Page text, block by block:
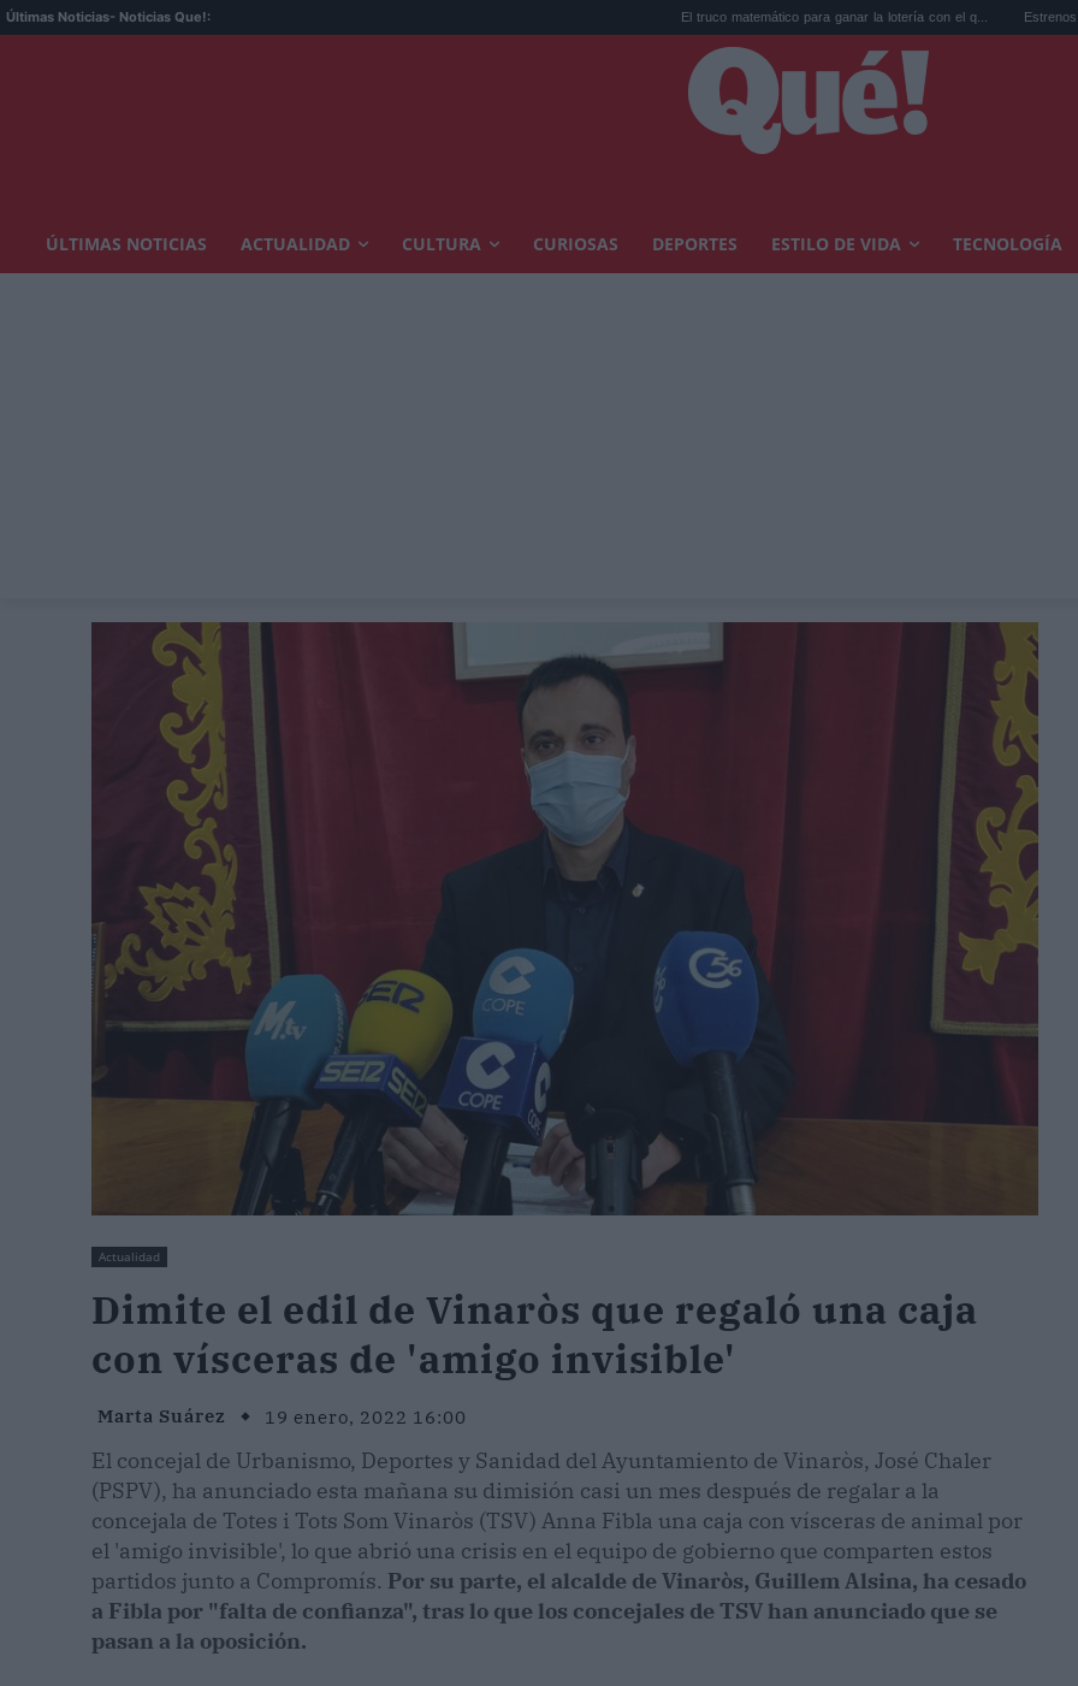
Últimas Noticias- Noticias Que!: El truco matemático para ganar la lotería con el q... Estrenos de agosto en
ÚLTIMAS NOTICIAS ACTUALIDAD CULTURA CURIOSAS DEPORTES ESTILO DE VIDA TECNOLOGÍA
Actualidad
Dimite el edil de Vinaròs que regaló una caja
con vísceras de 'amigo invisible'
Marta Suárez 19 enero, 2022 16:00
El concejal de Urbanismo, Deportes y Sanidad del Ayuntamiento de Vinaròs, José Chaler
(PSPV), ha anunciado esta mañana su dimisión casi un mes después de regalar a la
concejala de Totes i Tots Som Vinaròs (TSV) Anna Fibla una caja con vísceras de animal por
el 'amigo invisible', lo que abrió una crisis en el equipo de gobierno que comparten estos
partidos junto a Compromís. Por su parte, el alcalde de Vinaròs, Guillem Alsina, ha cesado
a Fibla por "falta de confianza", tras lo que los concejales de TSV han anunciado que se
pasan a la oposición.